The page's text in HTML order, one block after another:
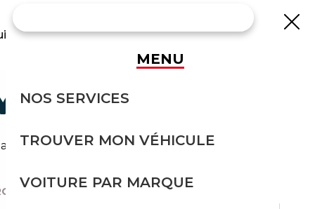
?
la route votre nouvel endroit préféré.
DE VOITURES À IMPORTER ?
MENU
NOS SERVICES
TROUVER MON VÉHICULE
VOITURE PAR MARQUE